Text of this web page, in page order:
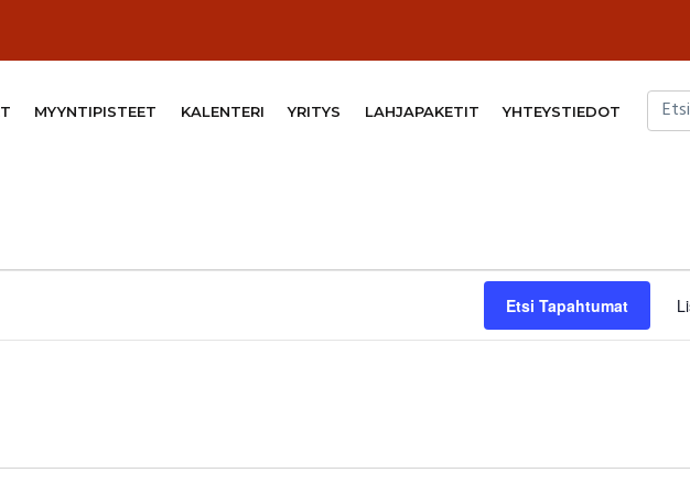
MYYNTIPISTEET KALENTERI YRITYS LAHJAPAKETIT YHTEYSTIEDOT
Etsi Tapahtumat